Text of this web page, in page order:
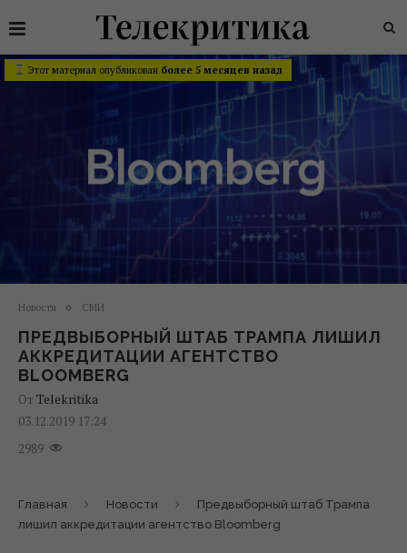
Этот материал опубликован более 5 месяцев назад
Новости СМИ
ПРЕДВЫБОРНЫЙ ШТАБ ТРАМПА ЛИШИЛ
АККРЕДИТАЦИИ АГЕНТСТВО
BLOOMBERG
От Telekritika
03.12.2019 17:24
2989
Главная Новости
Предвыборный штаб Трампа
лишил аккредитации агентство Bloomberg